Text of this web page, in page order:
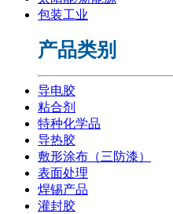
包装工业
产品类别
导电胶
粘合剂
特种化学品
导热胶
敷形涂布（三防漆）
表面处理
焊锡产品
灌封胶